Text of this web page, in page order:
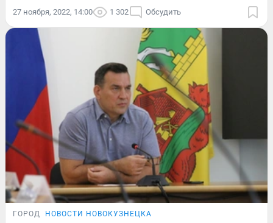
27 ноября, 2022, 14:00 1 302 Обсудить
ГОРОД НОВОСТИ НОВОКУЗНЕЦКА